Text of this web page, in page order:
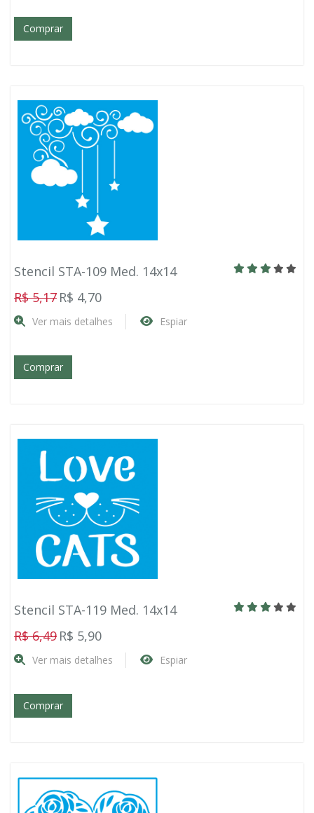
Comprar
Stencil STA-109 Med. 14x14
R$ 5,17 R$ 4,70
Ver mais detalhes Espiar
Comprar
Stencil STA-119 Med. 14x14
R$ 6,49 R$ 5,90
Ver mais detalhes Espiar
Comprar